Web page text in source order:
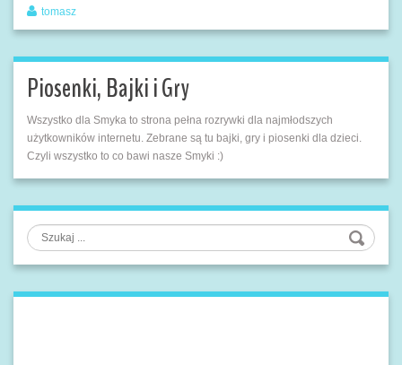
tomasz
Piosenki, Bajki i Gry
Wszystko dla Smyka to strona pełna rozrywki dla najmłodszych
użytkowników internetu. Zebrane są tu bajki, gry i piosenki dla dzieci.
Czyli wszystko to co bawi nasze Smyki :)
Szukaj